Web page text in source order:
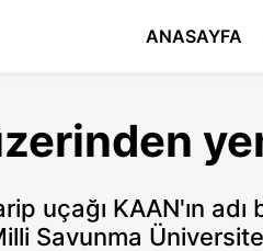
ANASAYFA
uçağı KAAN'ın
Savunma